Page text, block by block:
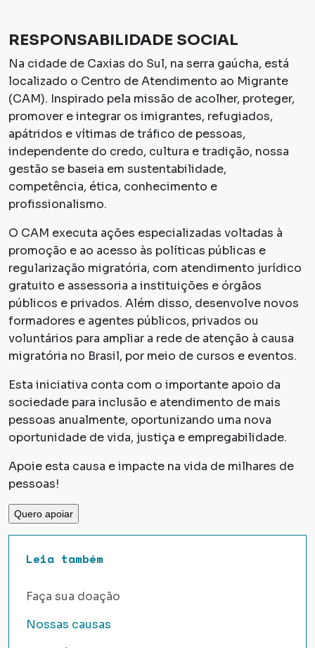
RESPONSABILIDADE SOCIAL
Na cidade de Caxias do Sul, na serra gaúcha, está
localizado o Centro de Atendimento ao Migrante
(CAM). Inspirado pela missão de acolher, proteger,
promover e integrar os imigrantes, refugiados,
apátridos e vítimas de tráfico de pessoas,
independente do credo, cultura e tradição, nossa
gestão se baseia em sustentabilidade,
competência, ética, conhecimento e
profissionalismo.
O CAM executa ações especializadas voltadas à
promoção e ao acesso às políticas públicas e
regularização migratória, com atendimento jurídico
gratuito e assessoria a instituições e órgãos
públicos e privados. Além disso, desenvolve novos
formadores e agentes públicos, privados ou
voluntários para ampliar a rede de atenção à causa
migratória no Brasil, por meio de cursos e eventos.
Esta iniciativa conta com o importante apoio da
sociedade para inclusão e atendimento de mais
pessoas anualmente, oportunizando uma nova
oportunidade de vida, justiça e empregabilidade.
Apoie esta causa e impacte na vida de milhares de
pessoas!
Leia também
Faça sua doação
Nossas causas